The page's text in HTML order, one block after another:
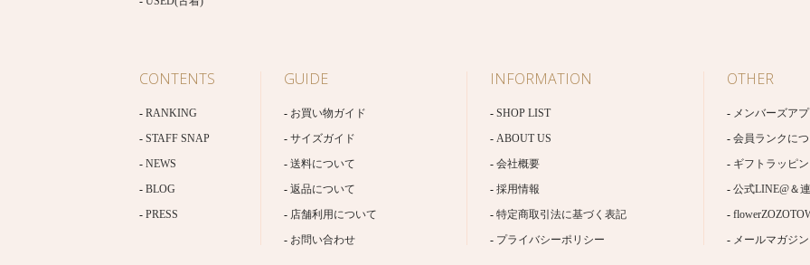
CONTENTS
RANKING
STAFF SNAP
NEWS
BLOG
PRESS
GUIDE
お買い物ガイド
サイズガイド
送料について
返品について
店舗利用について
お問い合わせ
INFORMATION
SHOP LIST
ABOUT US
会社概要
採用情報
特定商取引法に基づく表記
プライバシーポリシー
OTHER
メンバーズア
会員ランクに
ギフトラッピ
公式LINE@＆
メールマガジン